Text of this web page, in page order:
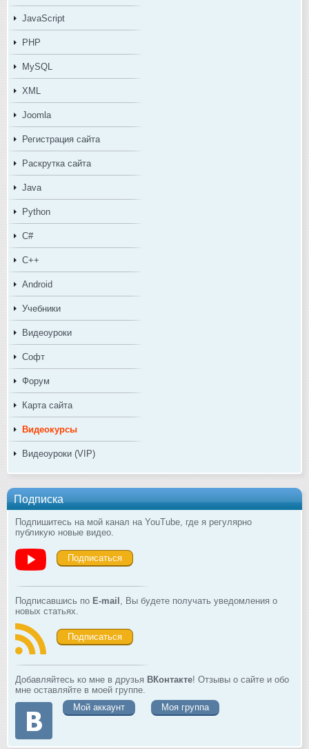
JavaScript
PHP
MySQL
XML
Joomla
Регистрация сайта
Раскрутка сайта
Java
Python
C#
C++
Android
Учебники
Видеоуроки
Софт
Форум
Карта сайта
Видеокурсы
Видеоуроки (VIP)
Подписка
Подпишитесь на мой канал на YouTube, где я регулярно
публикую новые видео.
Подписаться
Подписавшись по E-mail
, Вы будете получать уведомления о
новых статьях.
Подписаться
Добавляйтесь ко мне в друзья ВКонтакте! Отзывы о сайте и обо
мне оставляйте в моей группе.
Мой аккаунт
Моя группа